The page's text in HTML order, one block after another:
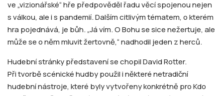
ve „vizionářské“ hře předpověděl řadu věcí spojenou nejen
s válkou, ale i s pandemií. Dalším citlivým tématem, o kterém
hra pojednává, je bůh. „Já vím. O Bohu se sice nežertuje, ale
může se o něm mluvit žertovně,“ nadhodil jeden z herců.
Hudební stránky představení se chopil David Rotter.
Při tvorbě scénické hudby použil i některé netradiční
hudební nástroje, které byly vytvořeny konkrétně pro Kdo